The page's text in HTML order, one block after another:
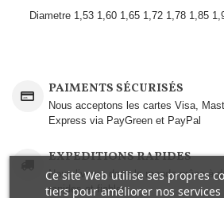
Diametre 1,53 1,60 1,65 1,72 1,78 1,85
PAIMENTS SÉCURISÉS
Nous acceptons les cartes Visa,
Express via PayGreen et PayPal
EXPEDITIONS RAPIDES
Nous livrons dans le monde grâce à
rapides et fiables.
Ce site Web utilise ses propres
tiers pour améliorer nos